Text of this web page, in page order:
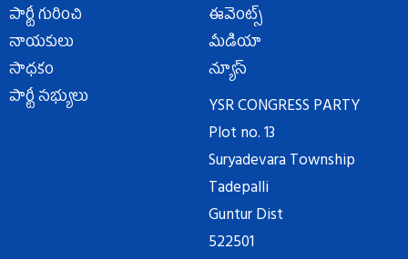
పార్టీ గురించి
నాయకులు
సాధకం
పార్టీ సభ్యులు
ఈవెంట్స్
మీడియా
న్యూస్
YSR CONGRESS PARTY
Plot no. 13
Suryadevara Township
Tadepalli
Guntur Dist
522501